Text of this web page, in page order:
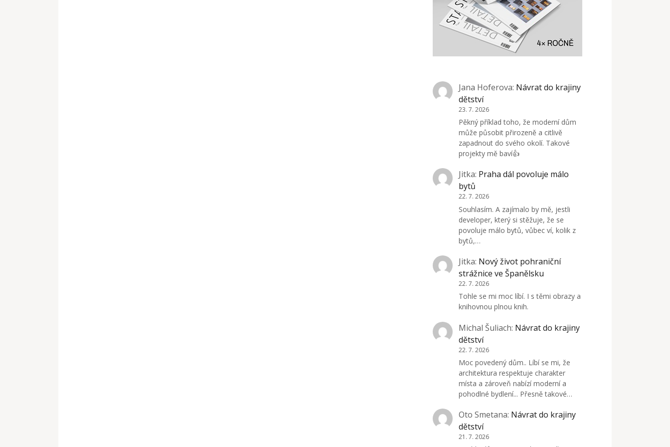
Jana Hoferova: Návrat do krajiny
dětství
23. 7. 2026
Pěkný příklad toho, že moderní dům
může působit přirozeně a citlivě
zapadnout do svého okolí. Takové
projekty mě baví👍
Jitka: Praha dál povoluje málo
bytů
22. 7. 2026
Souhlasím. A zajímalo by mě, jestli
developer, který si stěžuje, že se
povoluje málo bytů, vůbec ví, kolik z
bytů,…
Jitka: Nový život pohraniční
strážnice ve Španělsku
22. 7. 2026
Tohle se mi moc líbí. I s těmi obrazy a
knihovnou plnou knih.
Michal Šuliach: Návrat do krajiny
dětství
22. 7. 2026
Moc povedený dům.. Líbí se mi, že
architektura respektuje charakter
místa a zároveň nabízí moderní a
pohodlné bydlení... Přesně takové…
Oto Smetana: Návrat do krajiny
dětství
21. 7. 2026